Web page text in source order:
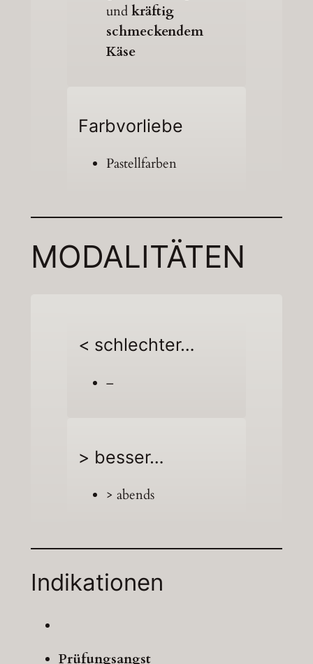
undkräftig
schmeckendem
Käse
Farbvorliebe
Pastellfarben
MODALITÄTEN
< schlechter…
–
> besser…
> abends
Indikationen
Prüfungsangst